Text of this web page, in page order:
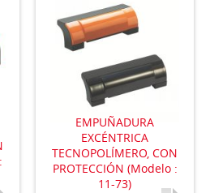
EMPUÑADURA
EXCÉNTRICA
TECNOPOLÍMERO, CON
PROTECCIÓN (Modelo :
11-73)